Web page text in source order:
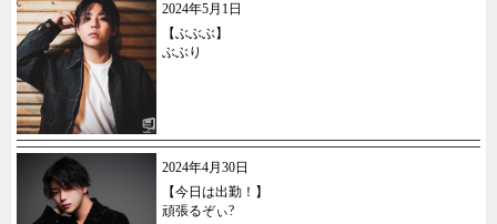
2024年5月1日
【ぶぶぶ】
ぶぶり
2024年4月30日
【今日は出勤！】
頑張るぞぃ?